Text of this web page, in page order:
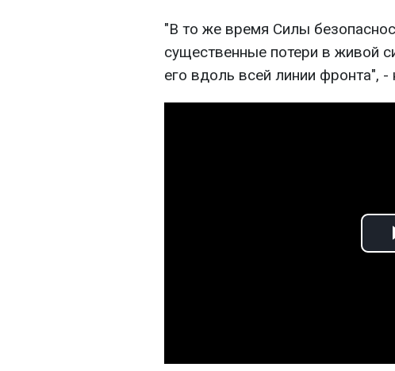
"В то же время Силы
существенные потери в живой
его вдоль всей линии фронта", -